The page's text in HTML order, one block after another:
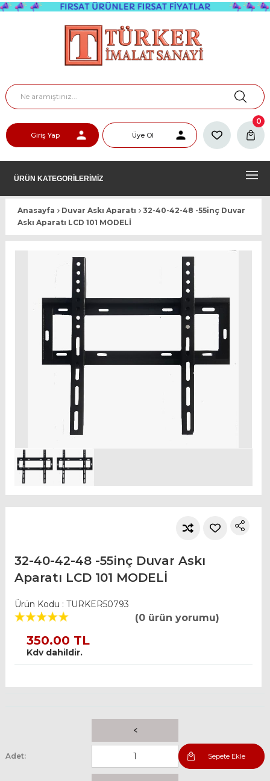
Giriş Yap Üye Ol
0
ÜRÜN KATEGORİLERİMİZ
Anasayfa Duvar Askı Aparatı
32-40-42-48 -55inç Duvar
Askı Aparatı LCD 101 MODELİ
32-40-42-48 -55inç Duvar Askı
Aparatı LCD 101 MODELİ
Ürün Kodu : TURKER50793
(0 ürün yorumu)
350.00 TL
Kdv dahildir.
Adet: Sepete Ekle